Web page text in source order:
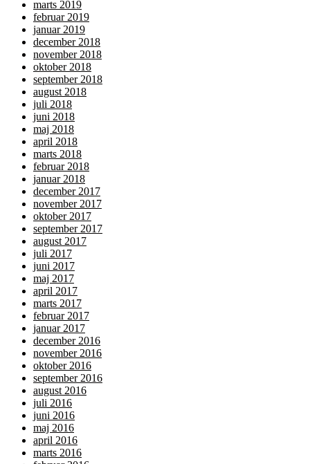
marts 2019
februar 2019
januar 2019
december 2018
november 2018
oktober 2018
september 2018
august 2018
juli 2018
juni 2018
maj 2018
april 2018
marts 2018
februar 2018
januar 2018
december 2017
november 2017
oktober 2017
september 2017
august 2017
juli 2017
juni 2017
maj 2017
april 2017
marts 2017
februar 2017
januar 2017
december 2016
november 2016
oktober 2016
september 2016
august 2016
juli 2016
juni 2016
maj 2016
april 2016
marts 2016